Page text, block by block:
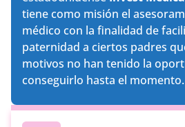
tiene como misión el
médico con la finalidad de
paternidad a ciertos padres
motivos no han tenido la
conseguirlo hasta el momento.